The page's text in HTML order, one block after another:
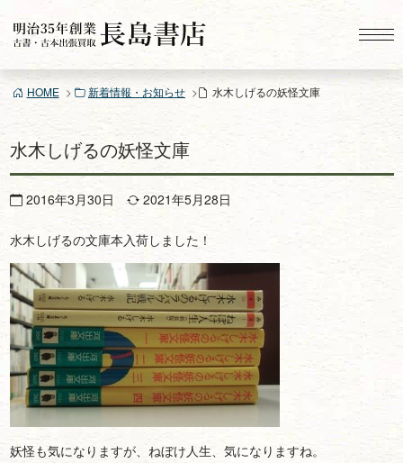
ン
ツ
ス
キ
プ
HOME 新着情報・お知らせ 水木しげるの妖怪文庫
水木しげるの妖怪文庫
2016年3月30日 2021年5月28日
水木しげるの文庫本入荷しました！
妖怪も気になりますが、ねぼけ人生、気になりますね。